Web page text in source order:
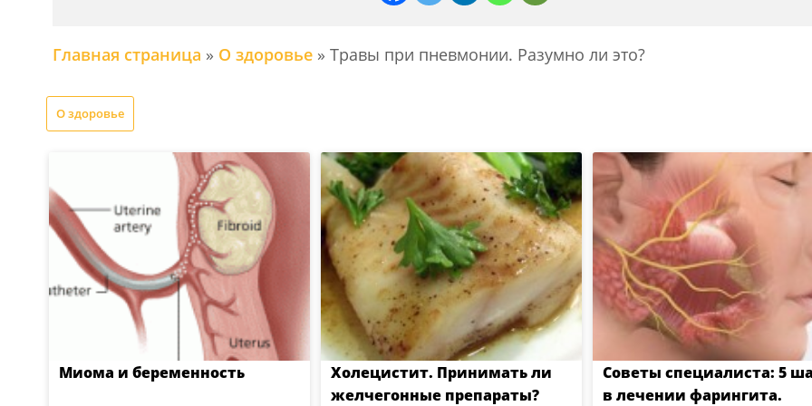
Главная страница » О здоровье» Травы при пневмонии. Разумно ли это?
О здоровье
Миома и беременность
Холецистит. Принимать ли
желчегонные препараты?
Советы специалиста: 5
в лечении фарингита.